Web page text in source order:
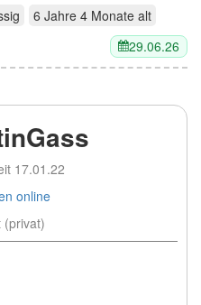
6 Jahre 4 Monate alt
29.06.26
17.01.22
online
(privat)